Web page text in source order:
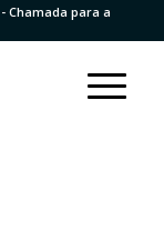
Chamada para a